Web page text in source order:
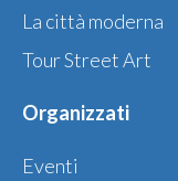
La città moderna
Tour Street Art
Organizzati
Eventi